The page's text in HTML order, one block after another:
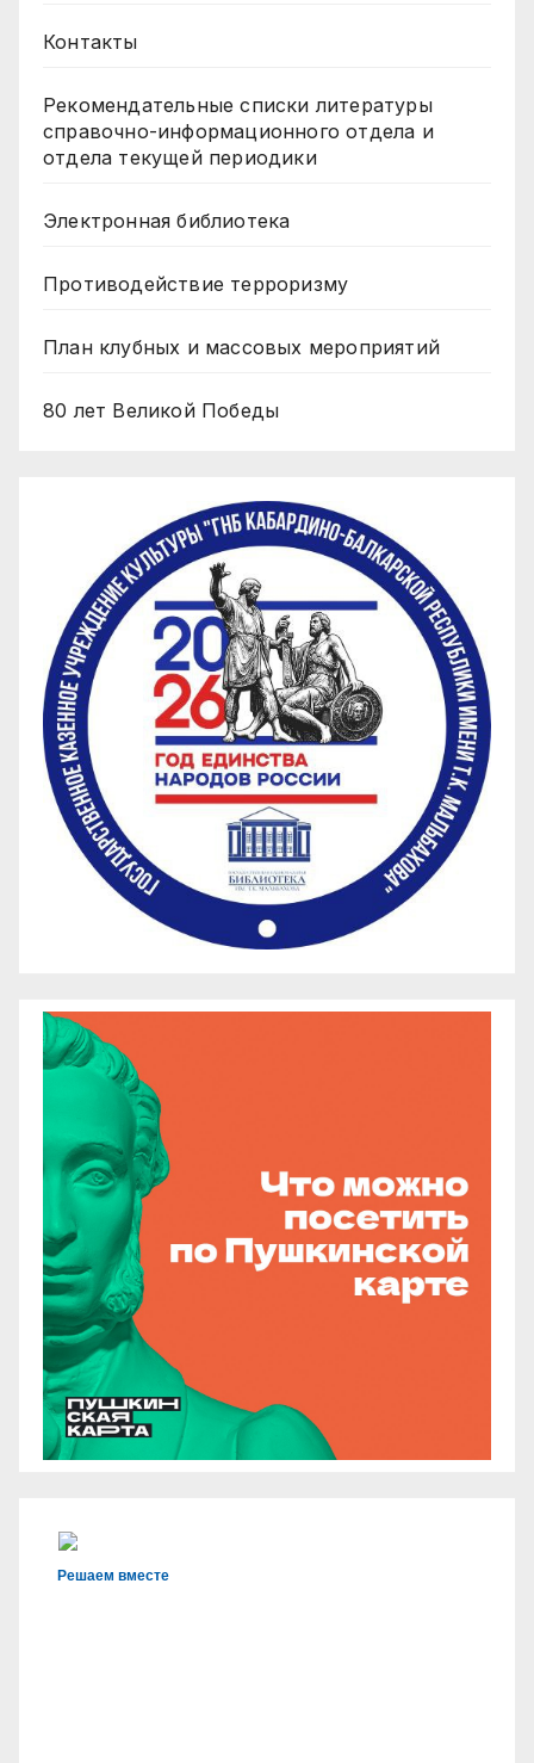
Контакты
Рекомендательные списки литературы
справочно-информационного отдела и
отдела текущей периодики
Электронная библиотека
Противодействие терроризму
План клубных и массовых мероприятий
80 лет Великой Победы
Решаем вместе